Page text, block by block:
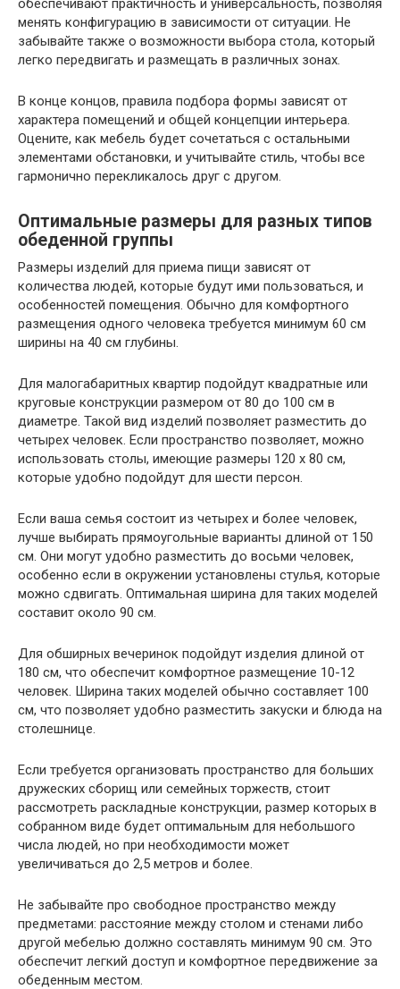
обеспечивают практичность и универсальность, позволяя
менять конфигурацию в зависимости от ситуации. Не
забывайте также о возможности выбора стола, который
легко передвигать и размещать в различных зонах.
В конце концов, правила подбора формы зависят от
характера помещений и общей концепции интерьера.
Оцените, как мебель будет сочетаться с остальными
элементами обстановки, и учитывайте стиль, чтобы все
гармонично перекликалось друг с другом.
Оптимальные размеры для разных типов
обеденной группы
Размеры изделий для приема пищи зависят от
количества людей, которые будут ими пользоваться, и
особенностей помещения. Обычно для комфортного
размещения одного человека требуется минимум 60 см
ширины на 40 см глубины.
Для малогабаритных квартир подойдут квадратные или
круговые конструкции размером от 80 до 100 см в
диаметре. Такой вид изделий позволяет разместить до
четырех человек. Если пространство позволяет, можно
использовать столы, имеющие размеры 120 х 80 см,
которые удобно подойдут для шести персон.
Если ваша семья состоит из четырех и более человек,
лучше выбирать прямоугольные варианты длиной от 150
см. Они могут удобно разместить до восьми человек,
особенно если в окружении установлены стулья, которые
можно сдвигать. Оптимальная ширина для таких моделей
составит около 90 см.
Для обширных вечеринок подойдут изделия длиной от
180 см, что обеспечит комфортное размещение 10-12
человек. Ширина таких моделей обычно составляет 100
см, что позволяет удобно разместить закуски и блюда на
столешнице.
Если требуется организовать пространство для больших
дружеских сборищ или семейных торжеств, стоит
рассмотреть раскладные конструкции, размер которых в
собранном виде будет оптимальным для небольшого
числа людей, но при необходимости может
увеличиваться до 2,5 метров и более.
Не забывайте про свободное пространство между
предметами: расстояние между столом и стенами либо
другой мебелью должно составлять минимум 90 см. Это
обеспечит легкий доступ и комфортное передвижение за
обеденным местом.